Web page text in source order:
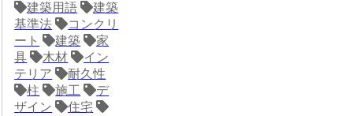
建築用語
建築
基準法
コンクリ
ート
建築
家
具
木材
イン
テリア
耐久性
柱
施工
デ
ザイン
住宅